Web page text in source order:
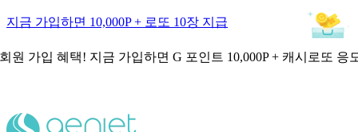
지금 가입하면 10,000P + 로또 10장 지급
원 가입 혜택! 지금 가입하면 G 포인트 10,000P + 캐시로또 응